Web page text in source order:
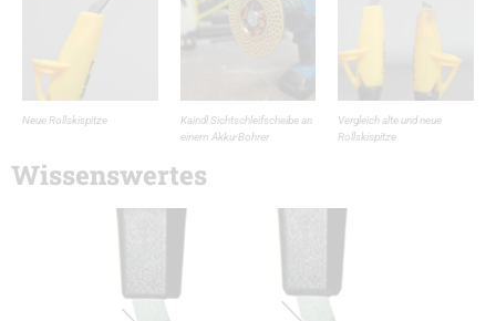
Neue Rollskispitze
Kaindl Sichtschleifscheibe an
einem Akku-Bohrer
Vergleich alte und neue
Rollskispitze
Wissenswertes